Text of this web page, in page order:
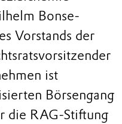
Bonse-
Vorstands der
ist
Börsengang
die RAG-Stiftung